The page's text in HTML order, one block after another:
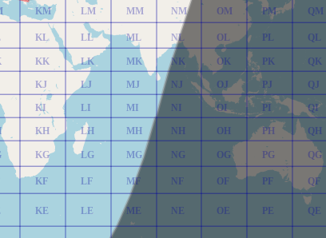
KE
KF
KG
KH
KI
KJ
KK
KL
KM
LE
LF
LG
LH
LI
LJ
LK
LL
LM
ME
MF
MG
MH
MI
MJ
MK
ML
MM
NE
NF
NG
NH
NI
NJ
NK
NL
NM
OE
OF
OG
OH
OI
OJ
OK
OL
OM
PE
PF
PG
PH
PI
PJ
PK
PL
PM
QE
QF
QG
QH
QI
QJ
QK
QL
QM